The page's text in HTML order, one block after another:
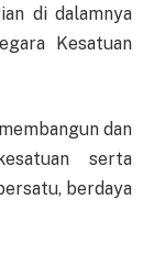
di dalamnya
Kesatuan
dan
serta
berdaya